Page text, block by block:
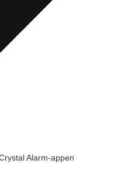
Alarm-appen